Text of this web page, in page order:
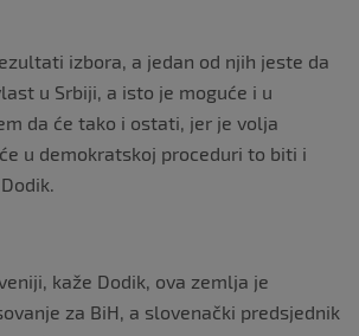
izbora, a jedan od njih jeste da
u Srbiji, a isto je moguće i u
da će tako i ostati, jer je volja
u demokratskoj proceduri to biti i
kaže Dodik, ova zemlja je
za BiH, a slovenački predsjednik